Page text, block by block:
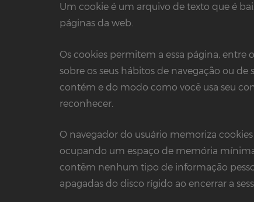
Um cookie é um arquivo de texto que é
páginas da web.
Os cookies permitem a essa página, entre
sobre os seus hábitos de navegação ou
contém e do modo como você usa seu
reconhecer.
O navegador do usuário memoriza
ocupando um espaço de memória
contêm nenhum tipo de informação
apagadas do disco rígido ao encerrar a